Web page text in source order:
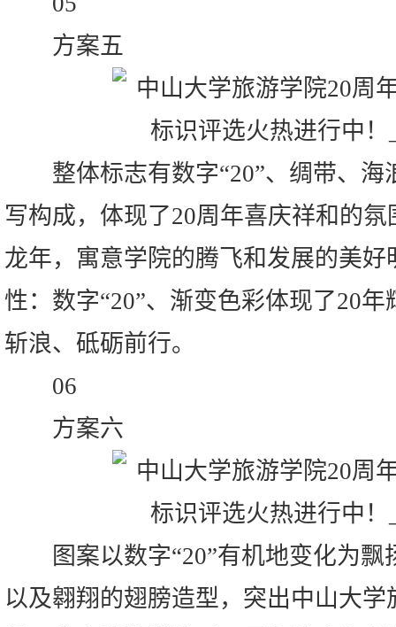
方案五
整体标志有数字“20”、绸带、海
写构成，体现了20周年喜庆祥和的
龙年，寓意学院的腾飞和发展的美
性：数字“20”、渐变色彩体现了20
斩浪、砥砺前行。
06
方案六
图案以数字“20”有机地变化为飘
以及翱翔的翅膀造型，突出中山大